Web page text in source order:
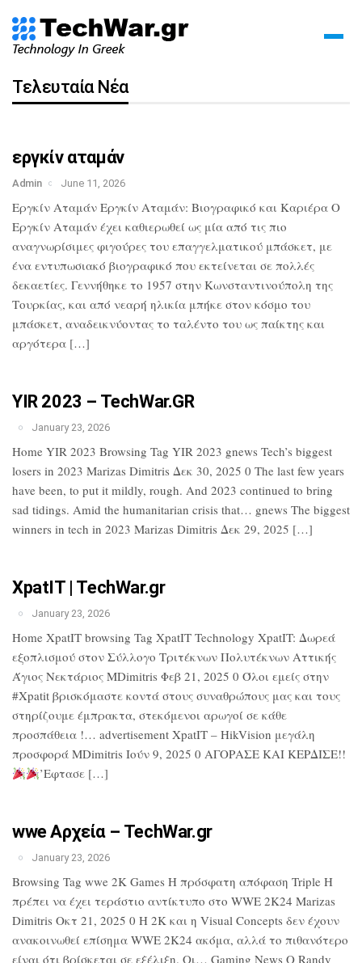
Τελευταία Νέα
εργκίν αταμάν
Admin June 11, 2026
Εργκίν Αταμάν Εργκίν Αταμάν: Βιογραφικό και Καριέρα Ο
Εργκίν Αταμάν έχει καθιερωθεί ως μία από τις πιο
αναγνωρίσιμες φιγούρες του επαγγελματικού μπάσκετ, με
ένα εντυπωσιακό βιογραφικό που εκτείνεται σε πολλές
δεκαετίες. Γεννήθηκε το 1957 στην Κωνσταντινούπολη της
Τουρκίας, και από νεαρή ηλικία μπήκε στον κόσμο του
μπάσκετ, αναδεικνύοντας το ταλέντο του ως παίκτης και
αργότερα […]
YIR 2023 – TechWar.GR
January 23, 2026
Home YIR 2023 Browsing Tag YIR 2023 gnews Tech’s biggest
losers in 2023 Marizas Dimitris Δεκ 30, 2025 0 The last few years
have been, to put it mildly, rough. And 2023 continued to bring
sad tidings. Amid the humanitarian crisis that… gnews The biggest
winners in tech in 2023 Marizas Dimitris Δεκ 29, 2025 […]
XpatIT | TechWar.gr
January 23, 2026
Home XpatIT browsing Tag XpatIT Technology XpatIT: Δωρεά
εξοπλισμού στον Σύλλογο Τριτέκνων Πολυτέκνων Αττικής
Άγιος Νεκτάριος MDimitris Φεβ 21, 2025 0 Όλοι εμείς στην
#Xpatit βρισκόμαστε κοντά στους συναθρώπους μας και τους
στηρίζουμε έμπρακτα, στεκόμενοι αρωγοί σε κάθε
προσπάθεια !… advertisement XpatIT – HikVision μεγάλη
προσφορά MDimitris Ιούν 9, 2025 0 ΑΓΟΡΑΣΕ ΚΑΙ ΚΕΡΔΙΣΕ!!
’Εφτασε […]
wwe Αρχεία – TechWar.gr
January 23, 2026
Browsing Tag wwe 2K Games Η πρόσφατη απόφαση Triple H
πρέπει να έχει τεράστιο αντίκτυπο στο WWE 2K24 Marizas
Dimitris Οκτ 21, 2025 0 Η 2K και η Visual Concepts δεν έχουν
ανακοινωθεί επίσημα WWE 2K24 ακόμα, αλλά το πιθανότερο
είναι ότι βρίσκεται σε εξέλιξη. Οι… Gaming News Ο Randy